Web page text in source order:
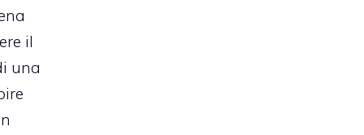
il
una